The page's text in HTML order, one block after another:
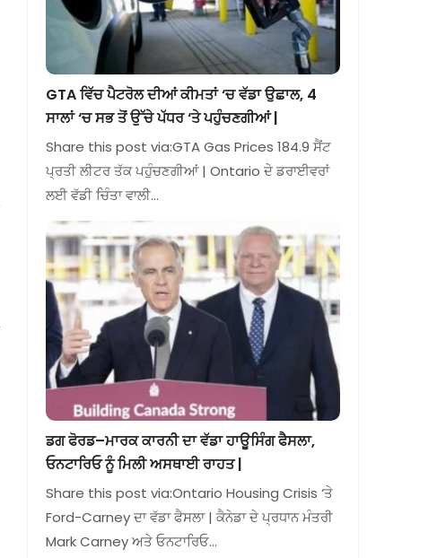
GTA ਵਿੱਚ ਪੈਟਰੋਲ ਦੀਆਂ ਕੀਮਤਾਂ ‘ਚ ਵੱਡਾ ਉਛਾਲ, 4
ਸਾਲਾਂ ‘ਚ ਸਭ ਤੋਂ ਉੱਚੇ ਪੱਧਰ ‘ਤੇ ਪਹੁੰਚਣਗੀਆਂ |
Share this post via:GTA Gas Prices 184.9 ਸੈਂਟ
ਪ੍ਰਤੀ ਲੀਟਰ ਤੱਕ ਪਹੁੰਚਣਗੀਆਂ | Ontario ਦੇ ਡਰਾਈਵਰਾਂ
ਲਈ ਵੱਡੀ ਚਿੰਤਾ ਵਾਲੀ…
ਡਗ ਫੋਰਡ–ਮਾਰਕ ਕਾਰਨੀ ਦਾ ਵੱਡਾ ਹਾਊਸਿੰਗ ਫੈਸਲਾ,
ਓਨਟਾਰਿਓ ਨੂੰ ਮਿਲੀ ਅਸਥਾਈ ਰਾਹਤ |
Share this post via:Ontario Housing Crisis ‘ਤੇ
Ford-Carney ਦਾ ਵੱਡਾ ਫੈਸਲਾ | ਕੈਨੇਡਾ ਦੇ ਪ੍ਰਧਾਨ ਮੰਤਰੀ
Mark Carney ਅਤੇ ਓਨਟਾਰਿਓ…